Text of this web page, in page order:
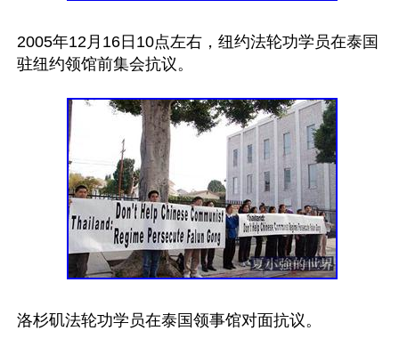
2005年12月16日10点左右，纽约法轮功学员在泰国
驻纽约领馆前集会抗议。
洛杉矶法轮功学员在泰国领事馆对面抗议。